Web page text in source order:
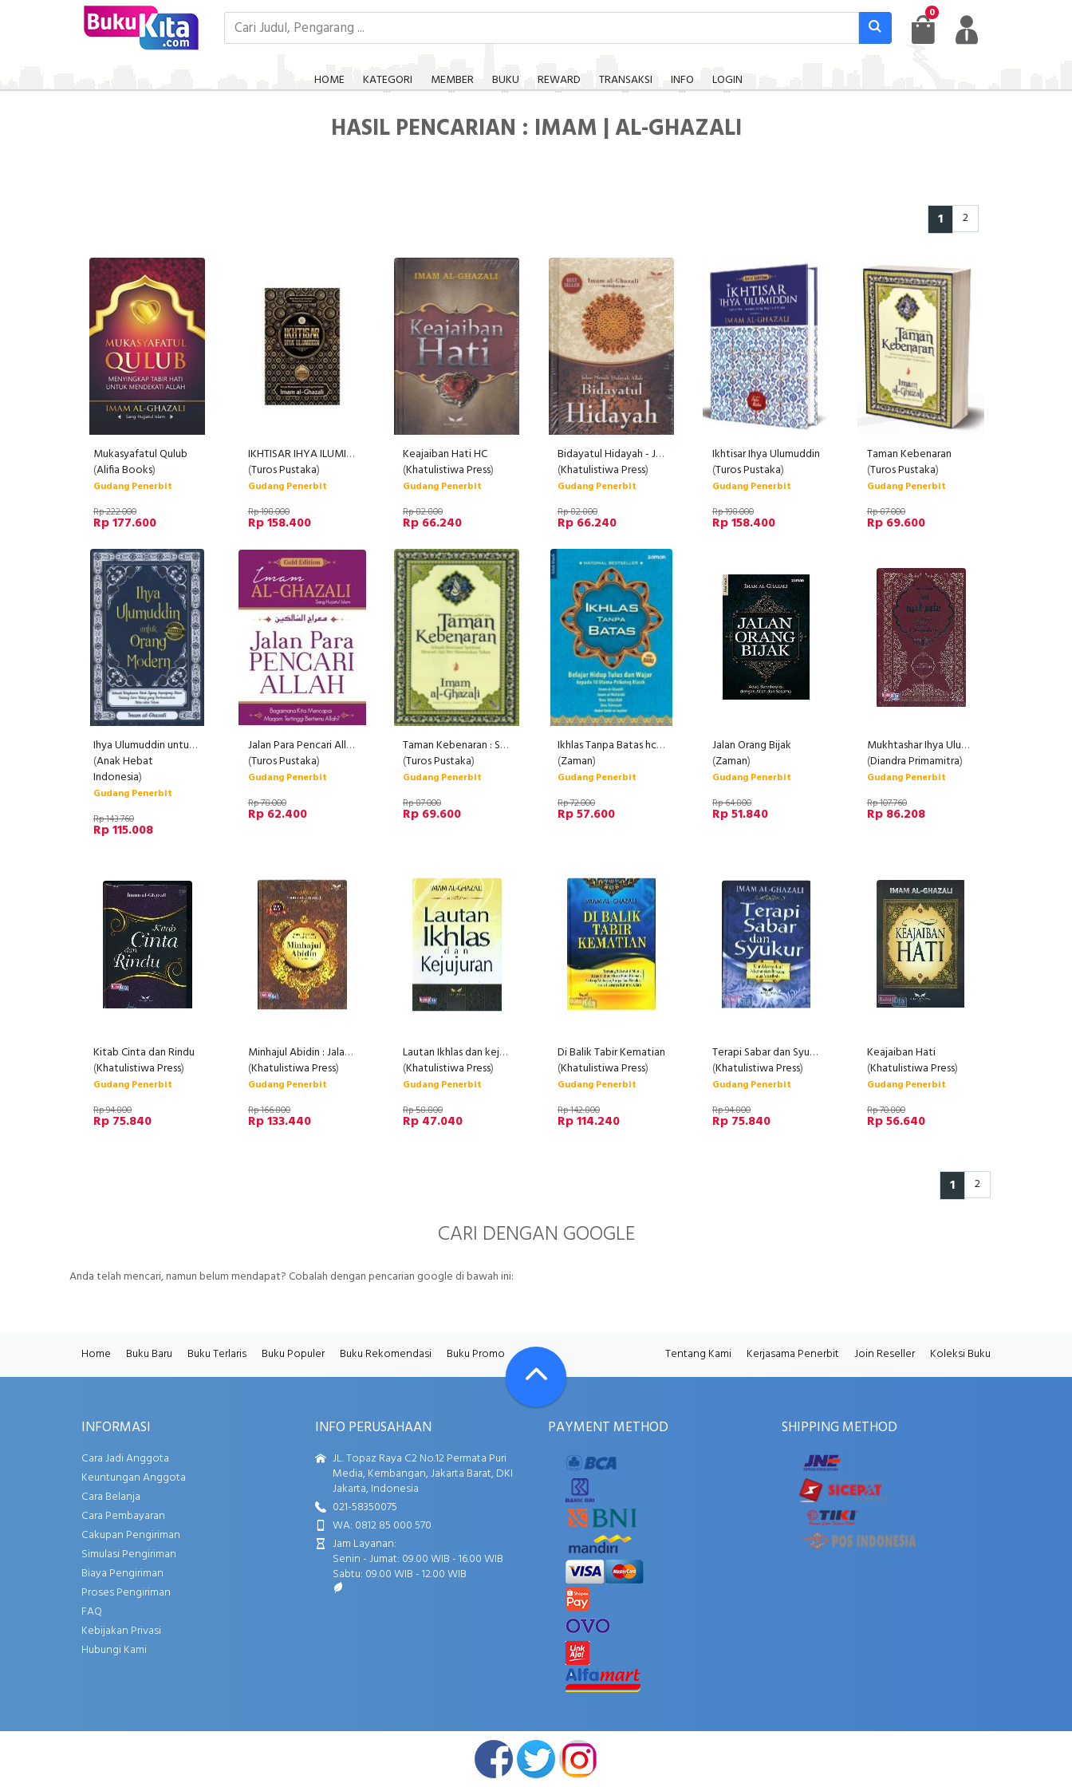
0
HOME KATEGORI MEMBER BUKU REWARD TRANSAKSI INFO LOGIN
HASIL PENCARIAN : IMAM | AL-GHAZALI
1 2
Mukasyafatul Qulub
(Alifia Books)
Gudang Penerbit
Rp 222.000
Rp 177.600
IKHTISAR IHYA ILUMIDDIN
(Turos Pustaka)
Gudang Penerbit
Rp 198.000
Rp 158.400
Keajaiban Hati HC
(Khatulistiwa Press)
Gudang Penerbit
Rp 82.800
Rp 66.240
Bidayatul Hidayah - Jalan Meraih Hidayah Allah New
(Khatulistiwa Press)
Gudang Penerbit
Rp 82.800
Rp 66.240
Ikhtisar Ihya Ulumuddin
(Turos Pustaka)
Gudang Penerbit
Rp 198.000
Rp 158.400
Taman Kebenaran
(Turos Pustaka)
Gudang Penerbit
Rp 87.000
Rp 69.600
Ihya Ulumuddin untuk Orang Modern
(Anak Hebat
Indonesia)
Gudang Penerbit
Rp 143.760
Rp 115.008
Jalan Para Pencari Allah (HC)
(Turos Pustaka)
Gudang Penerbit
Rp 78.000
Rp 62.400
Taman Kebenaran : Sebuah Destinasi Spiritual Mencari Jati Diri Menemukan Tuhan
(Turos Pustaka)
Gudang Penerbit
Rp 87.000
Rp 69.600
Ikhlas Tanpa Batas hc (Edisi Baru)
(Zaman)
Gudang Penerbit
Rp 72.000
Rp 57.600
Jalan Orang Bijak
(Zaman)
Gudang Penerbit
Rp 64.800
Rp 51.840
Mukhtashar Ihya Ulumiddin
(Diandra Primamitra)
Gudang Penerbit
Rp 107.760
Rp 86.208
Kitab Cinta dan Rindu
(Khatulistiwa Press)
Gudang Penerbit
Rp 94.800
Rp 75.840
Minhajul Abidin : Jalan Para Ahli Ibadah (Edisi Baru)
(Khatulistiwa Press)
Gudang Penerbit
Rp 166.800
Rp 133.440
Lautan Ikhlas dan kejujuran
(Khatulistiwa Press)
Gudang Penerbit
Rp 58.800
Rp 47.040
Di Balik Tabir Kematian
(Khatulistiwa Press)
Gudang Penerbit
Rp 142.800
Rp 114.240
Terapi Sabar dan Syukur
(Khatulistiwa Press)
Gudang Penerbit
Rp 94.800
Rp 75.840
Keajaiban Hati
(Khatulistiwa Press)
Gudang Penerbit
Rp 70.800
Rp 56.640
1 2
CARI DENGAN GOOGLE
Anda telah mencari, namun belum mendapat? Cobalah dengan pencarian google di bawah ini:
Home Buku Baru Buku Terlaris Buku Populer Buku Rekomendasi Buku Promo Tentang Kami Kerjasama Penerbit Join Reseller Koleksi Buku
INFORMASI
Cara Jadi Anggota
Keuntungan Anggota
Cara Belanja
Cara Pembayaran
Cakupan Pengiriman
Simulasi Pengiriman
Biaya Pengiriman
Proses Pengiriman
FAQ
Kebijakan Privasi
Hubungi Kami
INFO PERUSAHAAN
JL. Topaz Raya C2 No.12 Permata Puri
Media, Kembangan, Jakarta Barat, DKI
Jakarta, Indonesia
021-58350075
WA: 0812 85 000 570
Jam Layanan:
Senin - Jumat: 09.00 WIB - 16.00 WIB
Sabtu: 09.00 WIB - 12.00 WIB
PAYMENT METHOD SHIPPING METHOD